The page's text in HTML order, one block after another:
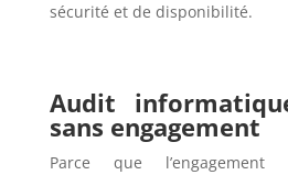
sécurité et de disponibilité.
Audit
sans engagement
Parce que